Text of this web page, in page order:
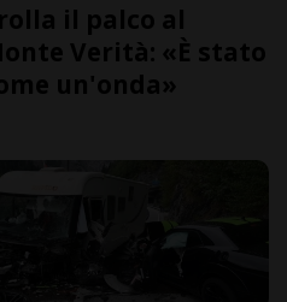
il palco al
Verità: «È stato
un'onda»